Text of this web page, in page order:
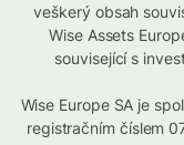
veškerý obsah
Wise Assets
související s
Wise Europe SA je
registračním číslem